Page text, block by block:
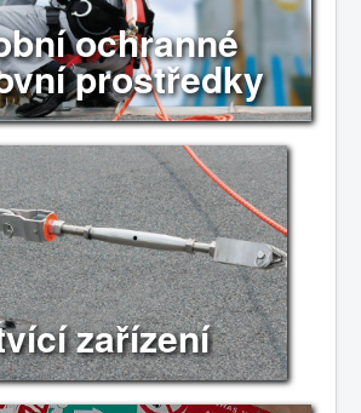
ochranné
prostředky
zařízení